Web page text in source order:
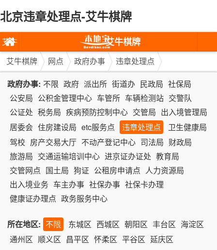
北京违章处理点-艾牛棋牌
艾牛
棋牌
艾牛棋牌
艾牛棋牌 网点 政府办事 违章处理点
政府办事: 不限 政府 派出所 街道办 民政局 社保局
公安局 公积金管理中心 车管所 车辆检测站 交警队
公证处 税务局 疾病预防控制中心 交管局 出入境管理局
居委会 住房建设局 etc服务点 违章处理点
卫生健康局
驾校 房产交易大厅 不动产登记中心 司法局 财政局
旅游局 交通运输培训中心 进京证办证处 教育局
交管网点 国土局 狗证 公租房申请点 人力资源局
出入境业务 车主办事 社保办事 社保卡办理
健康证办理点 政务服务中心
所在地区: 不限 东城区 西城区 朝阳区 丰台区 海淀区
通州区 顺义区 昌平区 怀柔区 平谷区 延庆区